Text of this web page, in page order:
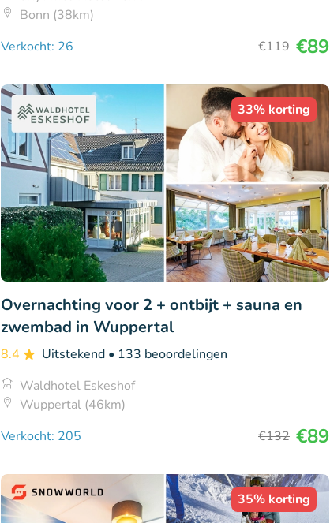
Bonn (38km)
Verkocht: 26
€119 €89
33% korting
Overnachting voor 2 + ontbijt + sauna en
zwembad in Wuppertal
8.4 Uitstekend • 133 beoordelingen
Waldhotel Eskeshof
Wuppertal (46km)
Verkocht: 205
€132 €89
35% korting